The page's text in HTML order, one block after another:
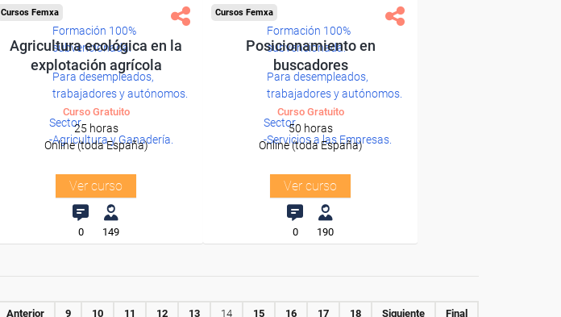
Formación 100%
subvencionada.
Para desempleados,
trabajadores y autónomos.
Sector
-Agricultura y Ganadería.
Cursos Femxa
Agricultura ecológica en la
explotación agrícola
Curso Gratuito
25 horas
Online (toda España)
Ver curso
0 149
Formación 100%
subvencionada.
Para desempleados,
trabajadores y autónomos.
Sector
-Servicios a las Empresas.
Cursos Femxa
Posicionamiento en
buscadores
Curso Gratuito
50 horas
Online (toda España)
Ver curso
0 190
Anterior 9 10 11 12 13 14 15 16 17 18 Siguiente Final